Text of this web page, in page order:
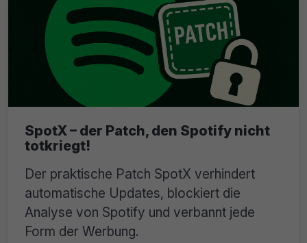
SpotX – der Patch, den Spotify nicht
totkriegt!
Der praktische Patch SpotX verhindert
automatische Updates, blockiert die
Analyse von Spotify und verbannt jede
Form der Werbung.